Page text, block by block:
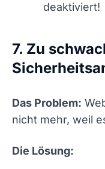
deaktiviert!
7. Zu
Das Problem:
nicht mehr, weil
Die Lösung: